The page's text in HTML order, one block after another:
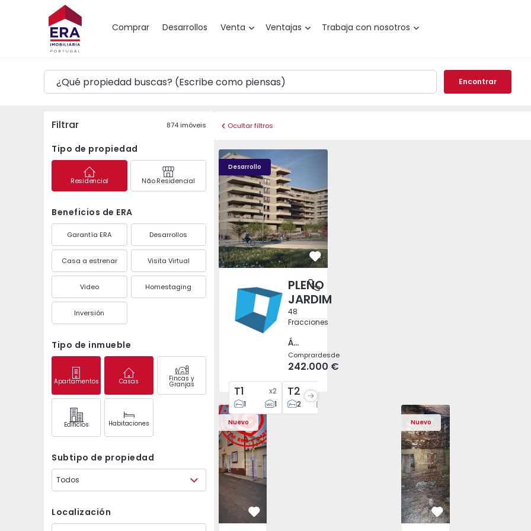
Comprar Desarrollos Venta Ventajas Trabaja con nosotros
Mapa
Encontrar
Filtrar 874imóveis
Tipo de propiedad
Residencial Não Residencial
Beneficios de ERA
Garantía ERA Desarrollos
Casa a estrenar Visita Virtual
Video Homestaging
Inversión
Tipo de inmueble
Apartamentos Casas Fincas y
Granjas
Edifícios Habitaciones
Subtipo de propiedad
Todos
Localización
Ocultar filtros
Desarrollo
PLENO JARDIM - 4 PLENO JARDIM - 3
Águas Santas, Porto
Favorito
PLENO
JARDIM
48
Fracciones
Águas Santas, Porto
Comprardesde
242.000 €
T1 x2
1
1
T2 x
2
3
2
Nuevo
Casa T2 Ponta Delgada, Santa Bárbara - 1575125 - 13
Casa T2 Ponta Delgada, Santa Bárbara - 1575125 - 1
Casa T2 Ponta Delgada, Santa Bárbara - 1575125 - 2
Casa T2 Ponta Delgada, Santa Bárbara - 1575125
Casa T2 Ponta Delgada, Santa
Casa T2 Ponta Delgada,
Casa T2 Ponta
Favorito
Nuevo
Casa Vila Real, São Tomé do
Favorito